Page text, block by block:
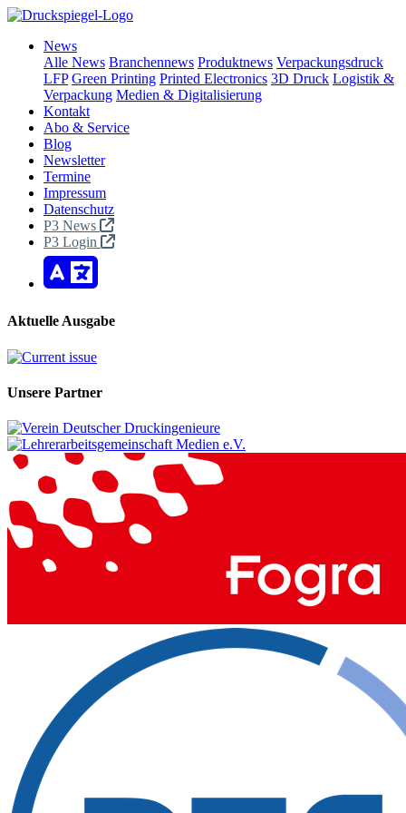
News
Alle News Branchennews Produktnews Verpackungsdruck
LFP Green Printing Printed Electronics 3D Druck Logistik &
Verpackung Medien & Digitalisierung
Kontakt
Abo & Service
Blog
Newsletter
Termine
Impressum
Datenschutz
P3 News
P3 Login
Aktuelle Ausgabe
Unsere Partner